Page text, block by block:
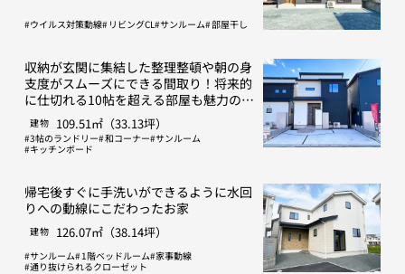
ウイルス対策動線 リビングCL サンルーム 部屋干し
収納が玄関に集結した整理整頓や朝の身
支度がスムーズにできる間取り！将来的
に仕切れる10帖を超える部屋も魅力のお
家
建物 109.51㎡（33.13坪）
3帖のランドリー 和コーナー サンルーム
キッチンボード
帰宅後すぐに手洗いができるように水回
りへの動線にこだわったお家
建物 126.07㎡（38.14坪）
サンルーム 1階ベッドルーム 家事動線
通り抜けられるクローゼット